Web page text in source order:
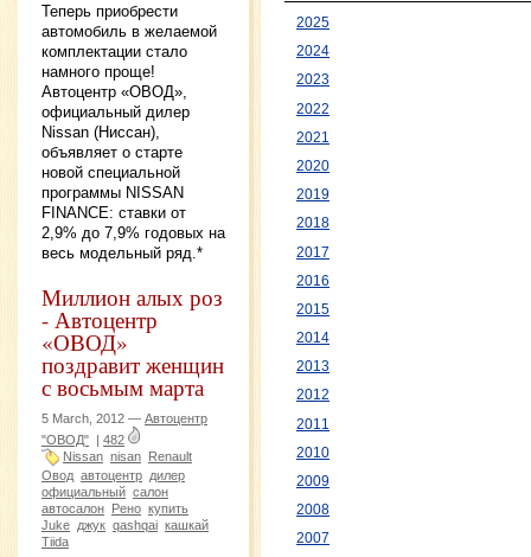
Теперь приобрести
автомобиль в желаемой
комплектации стало
намного проще!
Автоцентр «ОВОД»,
официальный дилер
Nissan (Ниссан),
объявляет о старте
новой специальной
программы NISSAN
FINANCE: ставки от
2,9% до 7,9% годовых на
весь модельный ряд.*
Миллион алых роз
- Автоцентр
«ОВОД»
поздравит женщин
с восьмым марта
5 March, 2012 — Автоцентр
"ОВОД" | 482
Nissan nisan Renault
Овод автоцентр дилер
официальный салон
автосалон Рено купить
Juke джук qashqai кашкай
Tiida
2025
2024
2023
2022
2021
2020
2019
2018
2017
2016
2015
2014
2013
2012
2011
2010
2009
2008
2007